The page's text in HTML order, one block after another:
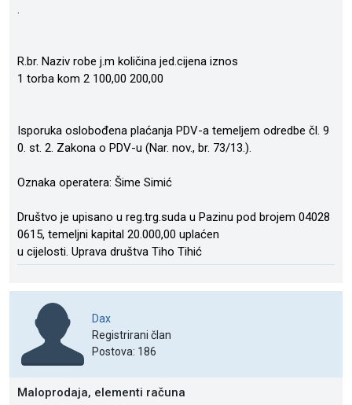
.
R.br. Naziv robe j.m količina jed.cijena iznos
1 torba kom 2 100,00 200,00
Isporuka oslobođena plaćanja PDV-a temeljem odredbe čl. 9
0. st. 2. Zakona o PDV-u (Nar. nov., br. 73/13.).
Oznaka operatera: Šime Simić
Društvo je upisano u reg.trg.suda u Pazinu pod brojem 04028
0615, temeljni kapital 20.000,00 uplaćen
u cijelosti. Uprava društva Tiho Tihić
Dax
Registrirani član
Postova: 186
Maloprodaja, elementi računa